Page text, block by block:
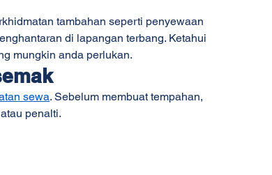
tambahan seperti penyewaan
di lapangan terbang. Ketahui
mungkin anda perlukan.
sewa. Sebelum membuat tempahan,
penalti.